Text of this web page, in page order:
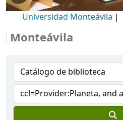
Universidad Monteávila |